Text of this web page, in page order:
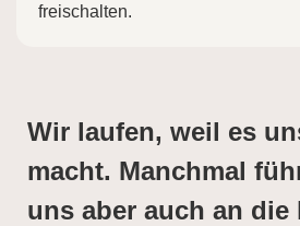
freischalten.
Wir laufen, weil es
macht. Manchmal
uns aber auch an